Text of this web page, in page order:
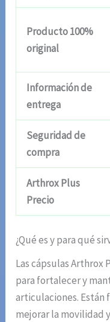
Producto 100%
original
Información de
entrega
Seguridad de
compra
Arthrox Plus
Precio
¿Qué es y para qué
Las cápsulas Arthrox
para fortalecer y
articulaciones. Están
mejorar la movilidad